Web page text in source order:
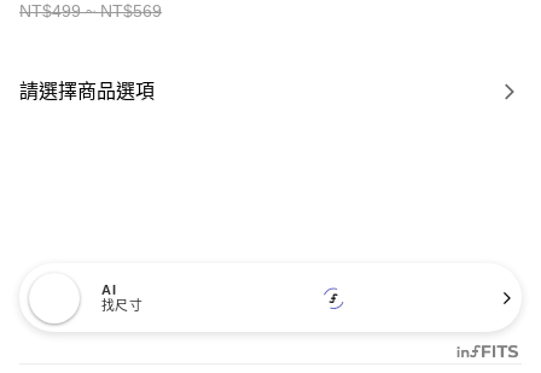
NT$499 ~ NT$569
請選擇商品選項
AI
找尺寸